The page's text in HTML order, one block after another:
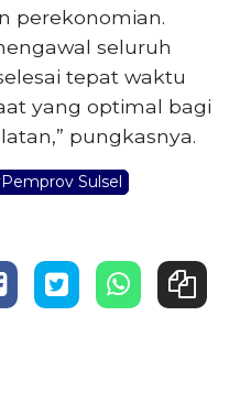
perekonomian.
seluruh
tepat waktu
yang optimal bagi
pungkasnya.
Sulsel